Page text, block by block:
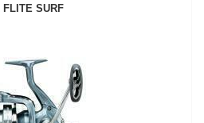
FLITE SURF
PRODUKT